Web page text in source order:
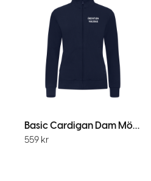
Basic Cardigan Dam Mörk Marin
559 kr